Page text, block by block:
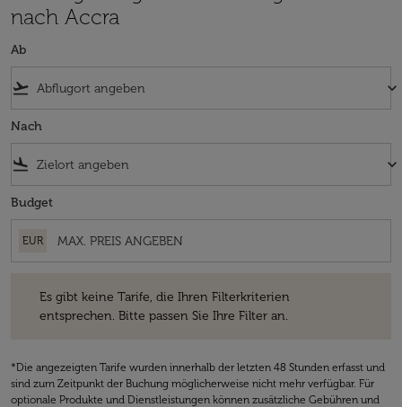
nach Accra
Ab
flight_takeoff keyboard_arrow_down
Nach
flight_land keyboard_arrow_down
Budget
EUR
Es gibt keine Tarife, die Ihren Filterkriterien
entsprechen. Bitte passen Sie Ihre Filter an.
*Die angezeigten Tarife wurden innerhalb der letzten 48 Stunden erfasst und
sind zum Zeitpunkt der Buchung möglicherweise nicht mehr verfügbar. Für
optionale Produkte und Dienstleistungen können zusätzliche Gebühren und